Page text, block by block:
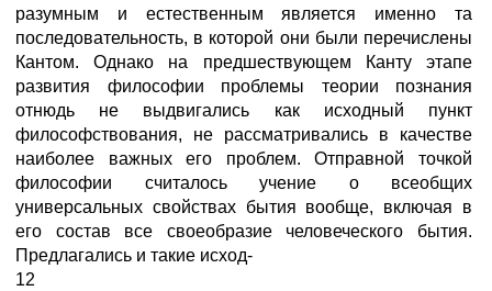
разумным и естественным является именно та
последовательность, в которой они были перечислены
Кантом. Однако на предшествующем Канту этапе
развития философии проблемы теории познания
отнюдь не выдвигались как исходный пункт
философствования, не рассматривались в качестве
наиболее важных его проблем. Отправной точкой
философии считалось учение о всеобщих
универсальных свойствах бытия вообще, включая в
его состав все своеобразие человеческого бытия.
Предлагались и такие исход-
12